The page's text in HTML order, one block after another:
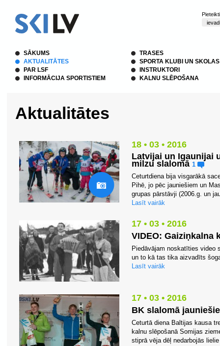
SĀKUMS
AKTUALITĀTES
PAR LSF
INFORMĀCIJA SPORTISTIEM
TRASES
SPORTA KLUBI UN SKOLAS
INSTRUKTORI
KALNU SLĒPOŠANA
Aktualitātes
18 • 03 • 2016
Latvijai un Igaunijai
milzu slalomā 1
Ceturtdiena bija visgarākā
Pihē, jo pēc jauniešiem un
grupas pārstāvji (2006.g. un
Lasīt vairāk
17 • 03 • 2016
VIDEO: Gaiziņkalna
Piedāvājam noskatīties video
un to kā tas tika aizvadīts
Lasīt vairāk
17 • 03 • 2016
BK slalomā
Ceturtā diena Baltijas kausa
kalnu slēpošanā Somijas
stiprā vēja dēļ nedarbojās